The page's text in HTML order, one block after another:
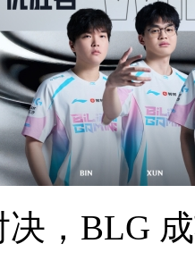
决，BLG